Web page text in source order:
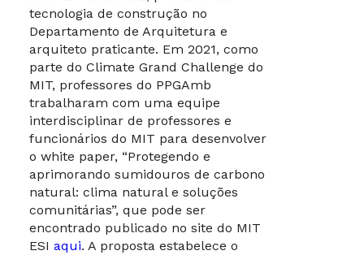
tecnologia de construção no
Departamento de Arquitetura e
arquiteto praticante. Em 2021, como
parte do Climate Grand Challenge do
MIT, professores do PPGAmb
trabalharam com uma equipe
interdisciplinar de professores e
funcionários do MIT para desenvolver
o white paper, “Protegendo e
aprimorando sumidouros de carbono
natural: clima natural e soluções
comunitárias”, que pode ser
encontrado publicado no site do MIT
ESI aqui. A proposta estabelece o